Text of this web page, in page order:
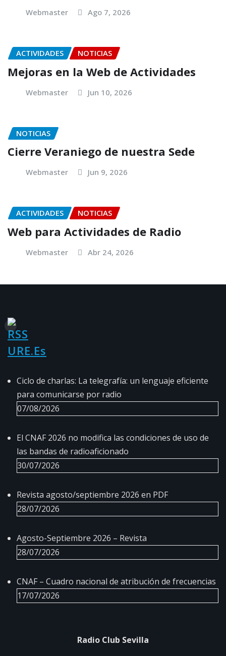
Webmaster Ago 7, 2026
ACTIVIDADES NOTICIAS
Mejoras en la Web de Actividades
Webmaster Jun 10, 2026
NOTICIAS
Cierre Veraniego de nuestra Sede
Webmaster Jun 9, 2026
ACTIVIDADES NOTICIAS
Web para Actividades de Radio
Webmaster Abr 24, 2026
URE.es
Ciclo de charlas: La telegrafía: un lenguaje eficiente
para comunicarse por radio
07/08/2026
El CNAF 2026 no modifica las condiciones de uso de
las bandas de radioaficionado
30/07/2026
Revista agosto/septiembre 2026 en PDF
28/07/2026
Agosto-Septiembre 2026 – Revista
28/07/2026
CNAF – Cuadro nacional de atribución de frecuencias
17/07/2026
Radio Club Sevilla